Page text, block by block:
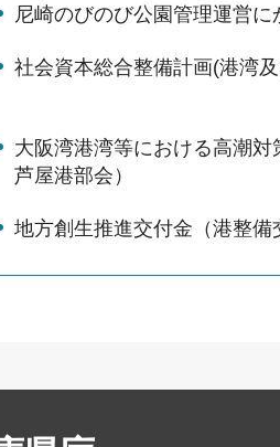
尼崎のびのび公園管理運営
社会資本総合整備計画(港湾
大阪湾港湾等における高潮
芦屋港部会）
地方創生推進交付金（港整備